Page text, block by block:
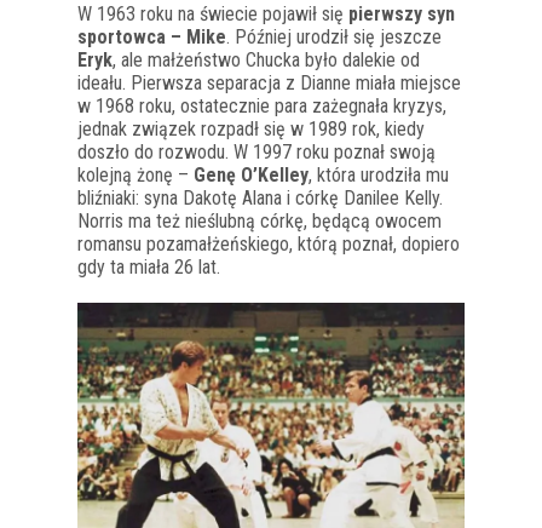
W 1963 roku na świecie pojawił się pierwszy syn
sportowca – Mike. Później urodził się jeszcze
Eryk, ale małżeństwo Chucka było dalekie od
ideału. Pierwsza separacja z Dianne miała miejsce
w 1968 roku, ostatecznie para zażegnała kryzys,
jednak związek rozpadł się w 1989 rok, kiedy
doszło do rozwodu. W 1997 roku poznał swoją
kolejną żonę – Genę O’Kelley, która urodziła mu
bliźniaki: syna Dakotę Alana i córkę Danilee Kelly.
Norris ma też nieślubną córkę, będącą owocem
romansu pozamałżeńskiego, którą poznał, dopiero
gdy ta miała 26 lat.